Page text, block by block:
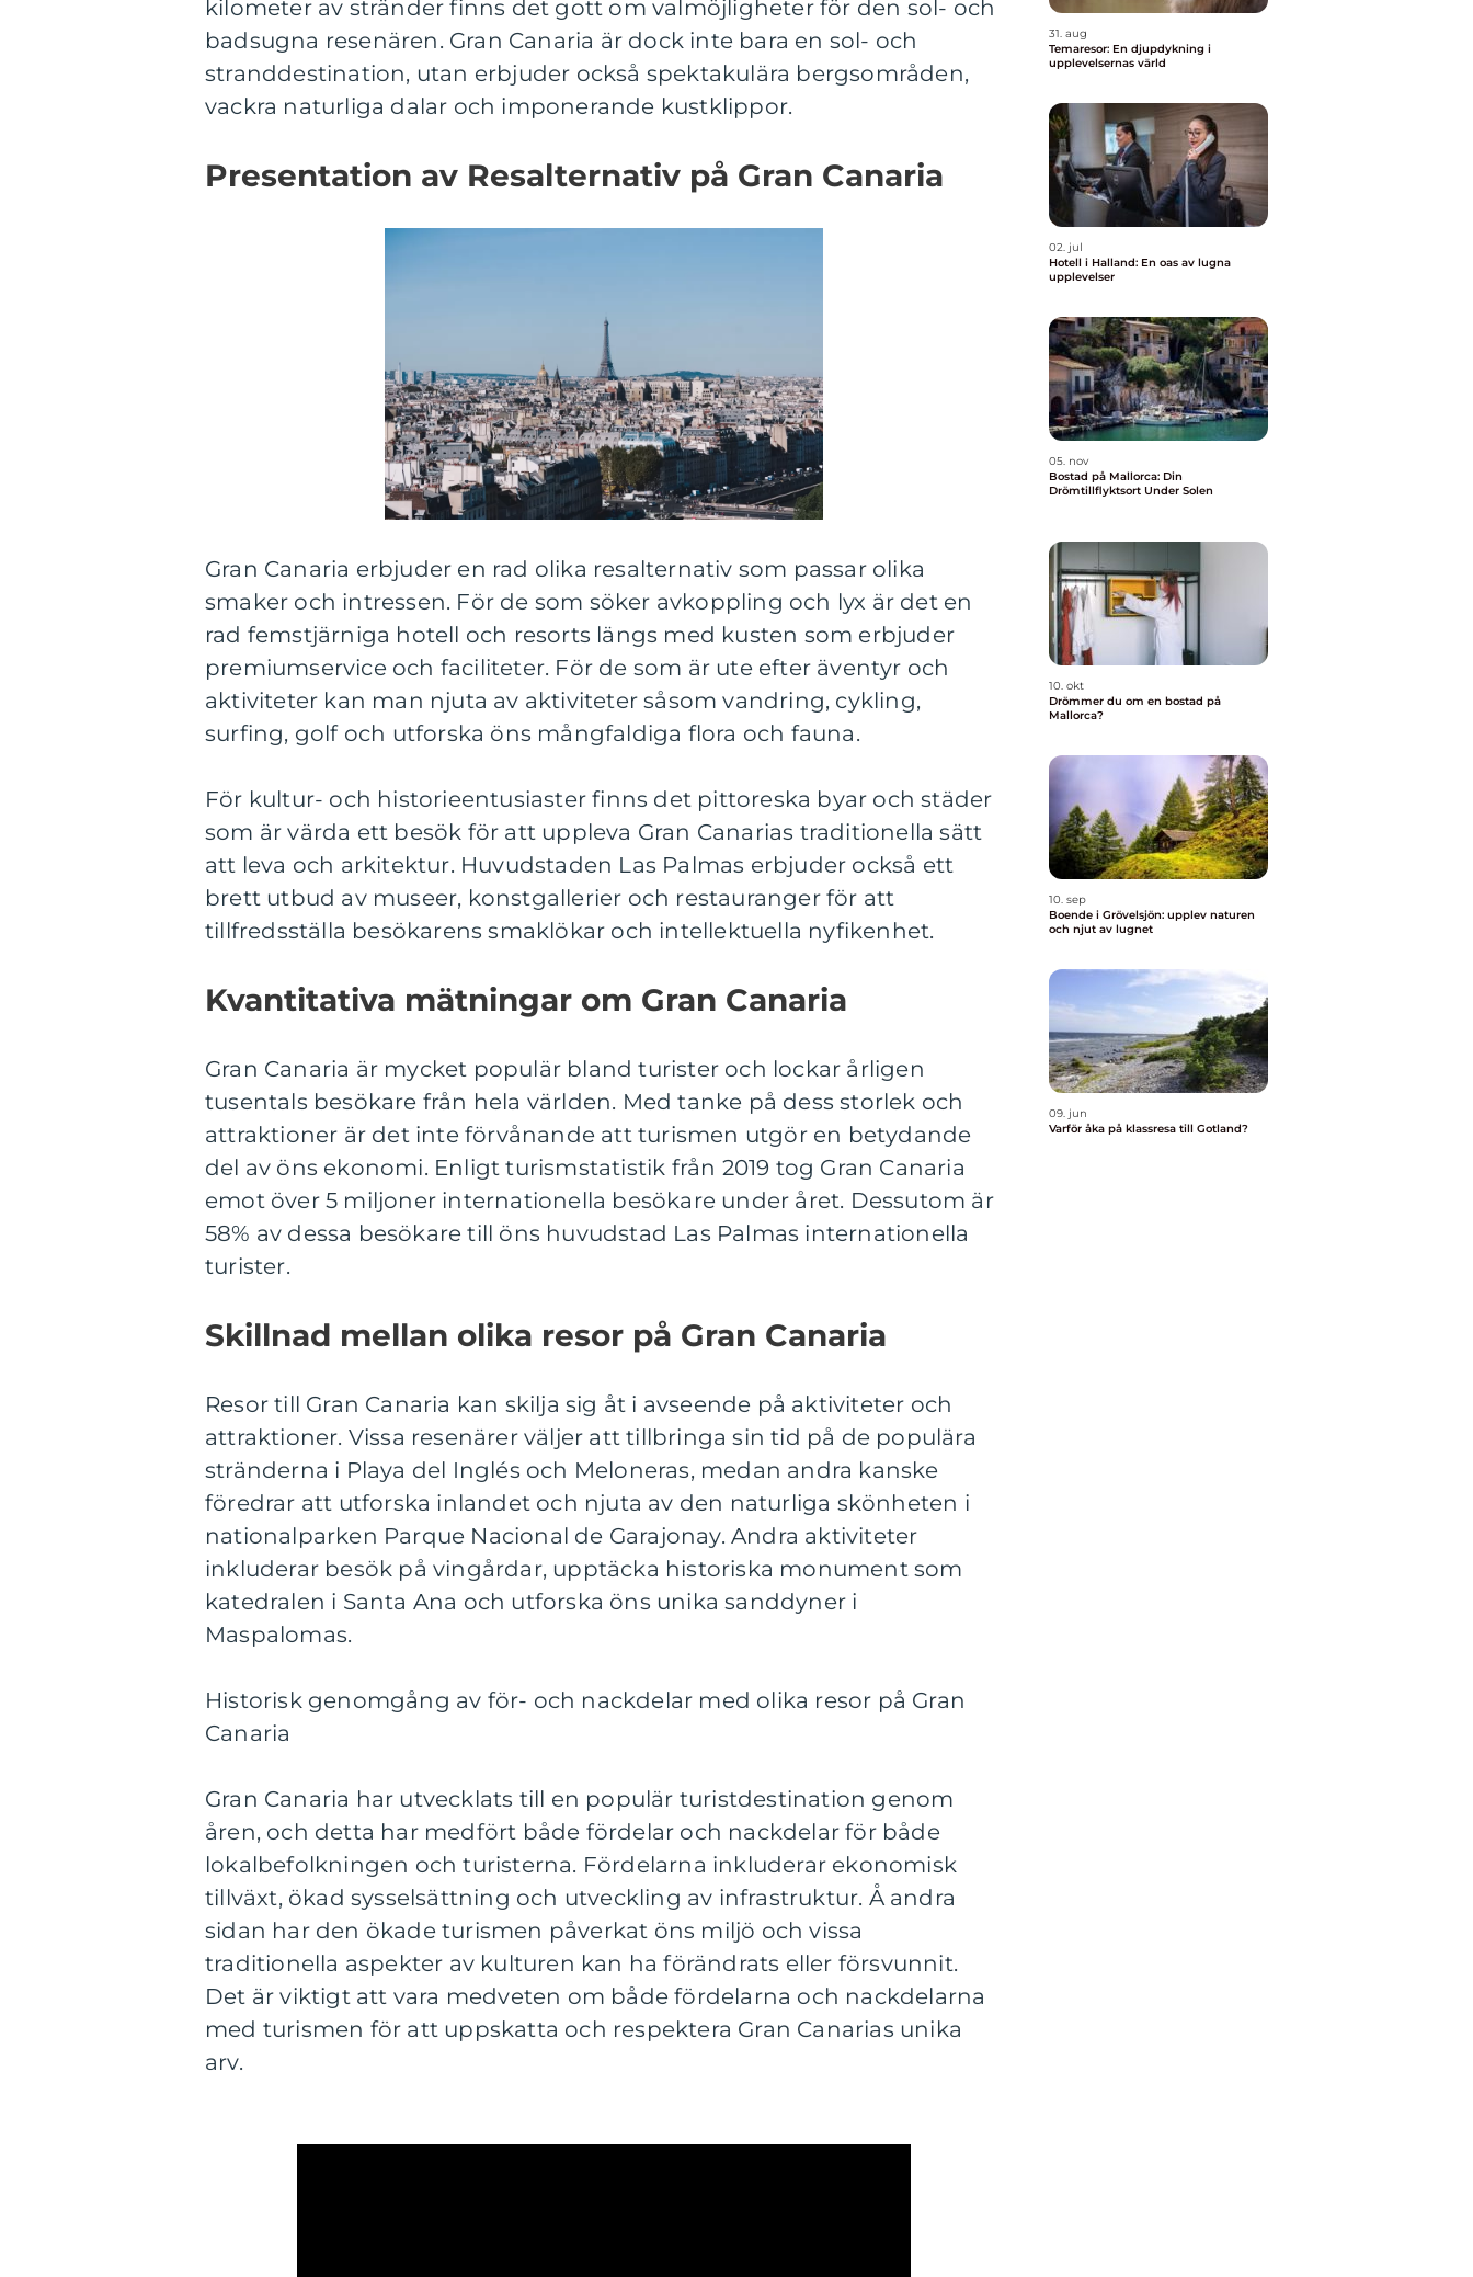
kilometer av stränder finns det gott om valmöjligheter för den sol- och
badsugna resenären. Gran Canaria är dock inte bara en sol- och
stranddestination, utan erbjuder också spektakulära bergsområden,
vackra naturliga dalar och imponerande kustklippor.
Presentation av Resalternativ på Gran Canaria
Gran Canaria erbjuder en rad olika resalternativ som passar olika
smaker och intressen. För de som söker avkoppling och lyx är det en
rad femstjärniga hotell och resorts längs med kusten som erbjuder
premiumservice och faciliteter. För de som är ute efter äventyr och
aktiviteter kan man njuta av aktiviteter såsom vandring, cykling,
surfing, golf och utforska öns mångfaldiga flora och fauna.
För kultur- och historieentusiaster finns det pittoreska byar och städer
som är värda ett besök för att uppleva Gran Canarias traditionella sätt
att leva och arkitektur. Huvudstaden Las Palmas erbjuder också ett
brett utbud av museer, konstgallerier och restauranger för att
tillfredsställa besökarens smaklökar och intellektuella nyfikenhet.
Kvantitativa mätningar om Gran Canaria
Gran Canaria är mycket populär bland turister och lockar årligen
tusentals besökare från hela världen. Med tanke på dess storlek och
attraktioner är det inte förvånande att turismen utgör en betydande
del av öns ekonomi. Enligt turismstatistik från 2019 tog Gran Canaria
emot över 5 miljoner internationella besökare under året. Dessutom är
58% av dessa besökare till öns huvudstad Las Palmas internationella
turister.
Skillnad mellan olika resor på Gran Canaria
Resor till Gran Canaria kan skilja sig åt i avseende på aktiviteter och
attraktioner. Vissa resenärer väljer att tillbringa sin tid på de populära
stränderna i Playa del Inglés och Meloneras, medan andra kanske
föredrar att utforska inlandet och njuta av den naturliga skönheten i
nationalparken Parque Nacional de Garajonay. Andra aktiviteter
inkluderar besök på vingårdar, upptäcka historiska monument som
katedralen i Santa Ana och utforska öns unika sanddyner i
Maspalomas.
Historisk genomgång av för- och nackdelar med olika resor på Gran
Canaria
Gran Canaria har utvecklats till en populär turistdestination genom
åren, och detta har medfört både fördelar och nackdelar för både
lokalbefolkningen och turisterna. Fördelarna inkluderar ekonomisk
tillväxt, ökad sysselsättning och utveckling av infrastruktur. Å andra
sidan har den ökade turismen påverkat öns miljö och vissa
traditionella aspekter av kulturen kan ha förändrats eller försvunnit.
Det är viktigt att vara medveten om både fördelarna och nackdelarna
med turismen för att uppskatta och respektera Gran Canarias unika
arv.
31. aug
Temaresor: En djupdykning i
upplevelsernas värld
02. jul
Hotell i Halland: En oas av lugna
upplevelser
05. nov
Bostad på Mallorca: Din
Drömtillflyktsort Under Solen
10. okt
Drömmer du om en bostad på
Mallorca?
10. sep
Boende i Grövelsjön: upplev naturen
och njut av lugnet
09. jun
Varför åka på klassresa till Gotland?